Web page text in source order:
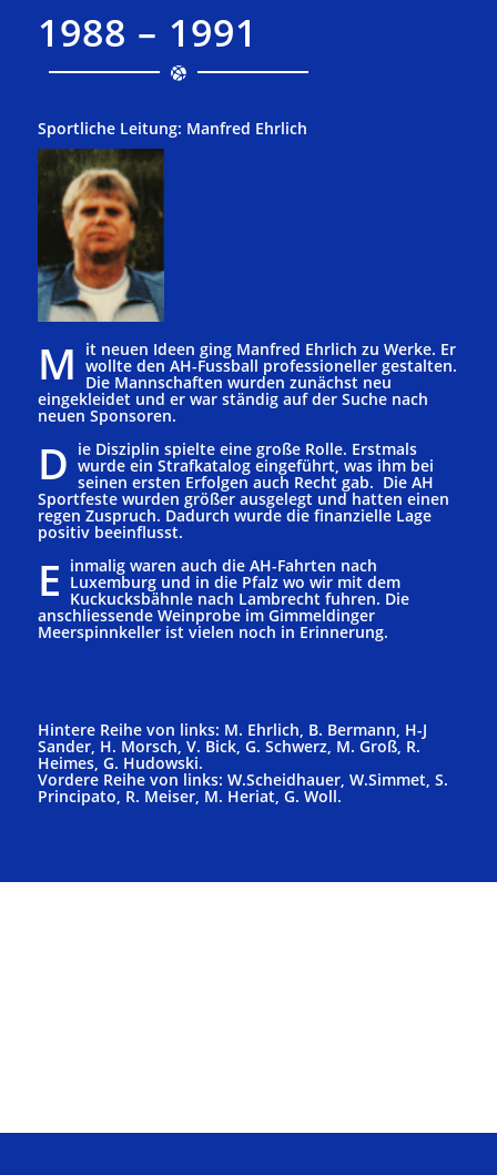
1988 – 1991
Sportliche Leitung: Manfred Ehrlich
M it neuen Ideen ging Manfred Ehrlich zu Werke. Er
wollte den AH-Fussball professioneller gestalten.
Die Mannschaften wurden zunächst neu
eingekleidet und er war ständig auf der Suche nach
neuen Sponsoren.
D ie Disziplin spielte eine große Rolle. Erstmals
wurde ein Strafkatalog eingeführt, was ihm bei
seinen ersten Erfolgen auch Recht gab. Die AH
Sportfeste wurden größer ausgelegt und hatten einen
regen Zuspruch. Dadurch wurde die finanzielle Lage
positiv beeinflusst.
E inmalig waren auch die AH-Fahrten nach
Luxemburg und in die Pfalz wo wir mit dem
Kuckucksbähnle nach Lambrecht fuhren. Die
anschliessende Weinprobe im Gimmeldinger
Meerspinnkeller ist vielen noch in Erinnerung.
Hintere Reihe von links: M. Ehrlich, B. Bermann, H-J
Sander, H. Morsch, V. Bick, G. Schwerz, M. Groß, R.
Heimes, G. Hudowski.
Vordere Reihe von links: W.Scheidhauer, W.Simmet, S.
Principato, R. Meiser, M. Heriat, G. Woll.